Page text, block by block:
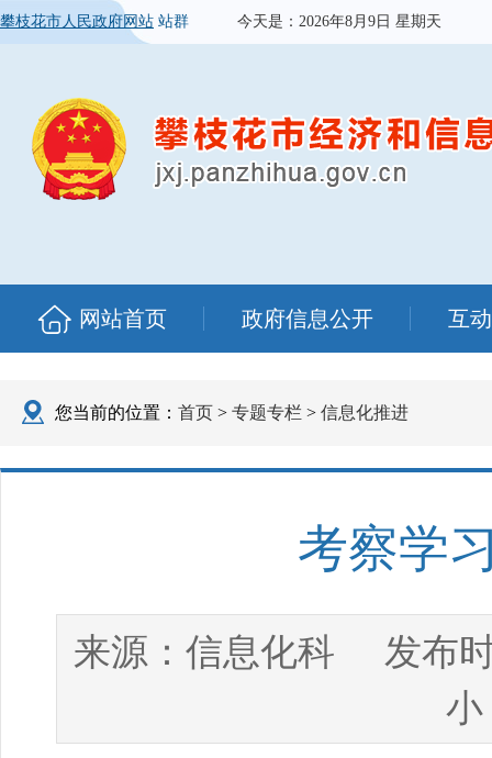
攀枝花市人民政府网站 站群 今天是： 2026年8月9日 星期天
网站首页 政府信息公开 互
您当前的位置： 首页 > 专题专栏 > 信息化推进
考察学
来源： 信息化科 发布
小